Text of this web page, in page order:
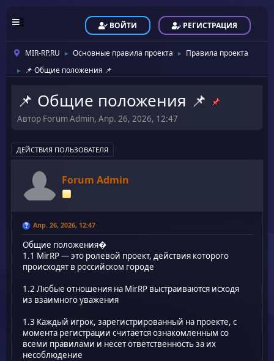
ВОЙТИ РЕГИСТРАЦИЯ
MIR-RP.RU ► Основные правила проекта ► Правила проекта
► 📌 Общие положения 📌
📌 Общие положения 📌
Автор Forum Admin, Апр. 26, 2026, 12:47
ДЕЙСТВИЯ ПОЛЬЗОВАТЕЛЯ
Forum Admin
Апр. 26, 2026, 12:47
Общие положения�
1.1 MirRP — это ролевой проект, действия которого
происходят в российском городе
1.2 Любые отношения на MirRP выстраиваются исходя
из взаимного уважения
1.3 Каждый игрок, зарегистрированный на проекте, с
момента регистрации считается ознакомленным со
всеми правилами и несет ответственность за их
несоблюдение